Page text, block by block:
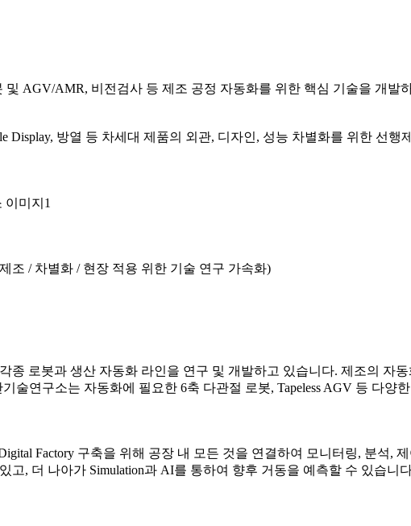
AGV/AMR, 비전검사 등 제조 공정 자동화를 위한 핵심 기술을 개발
Display, 방열 등 차세대 제품의 외관, 디자인, 성능 차별화를 위한 선행
조 / 차별화 / 현장 적용 위한 기술 연구 가속화)
종 로봇과 생산 자동화 라인을 연구 및 개발하고 있습니다. 제조의 자
술연구소는 자동화에 필요한 6축 다관절 로봇, Tapeless AGV 등 다
Factory 구축을 위해 공장 내 모든 것을 연결하여 모니터링, 분석,
고, 더 나아가 Simulation과 AI를 통하여 향후 거동을 예측할 수 있습니